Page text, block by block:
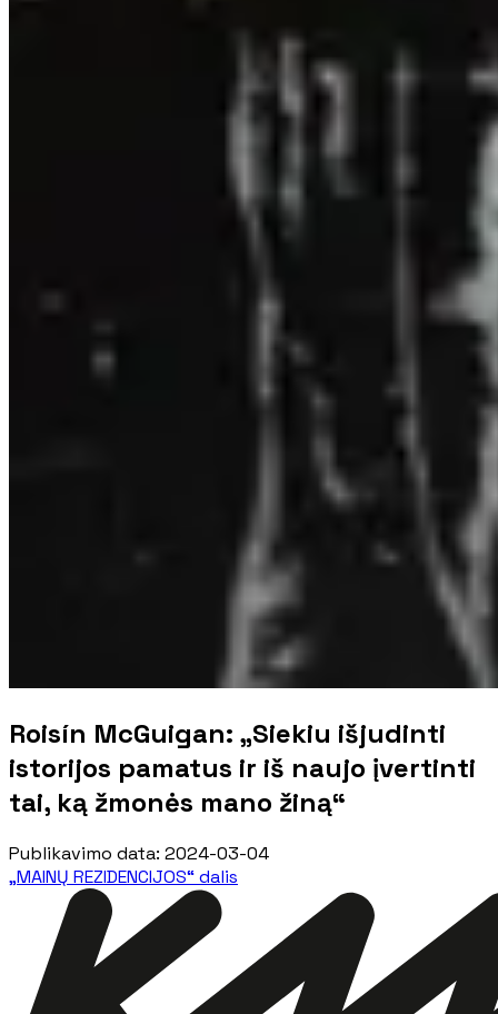
Roisín McGuigan: „Siekiu išjudinti
istorijos pamatus ir iš naujo įvertinti
tai, ką žmonės mano žiną“
Publikavimo data: 2024-03-04
„MAINŲ REZIDENCIJOS“ dalis